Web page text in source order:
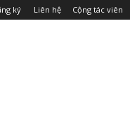
ký Liên hệ Cộng tác viên